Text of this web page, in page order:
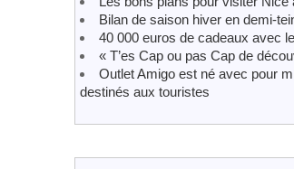
Bilan de saison hiver en demi-
40 000 euros de cadeaux avec
« T’es Cap ou pas Cap de
Outlet Amigo est né avec pour
destinés aux touristes